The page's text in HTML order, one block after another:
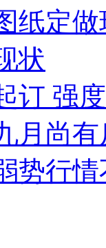
纸定
状
订 强
月尚
势行